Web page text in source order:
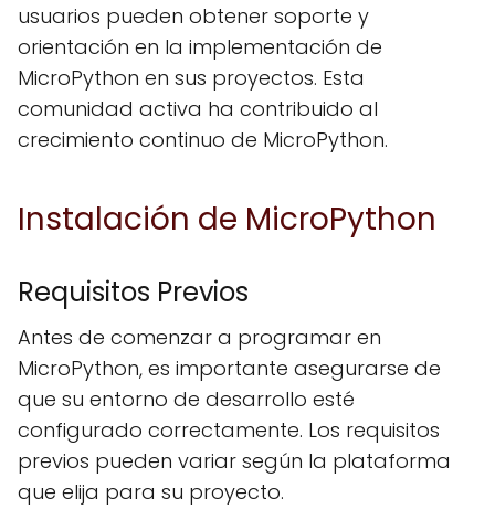
usuarios pueden obtener soporte y
orientación en la implementación de
MicroPython en sus proyectos. Esta
comunidad activa ha contribuido al
crecimiento continuo de MicroPython.
Instalación de MicroPython
Requisitos Previos
Antes de comenzar a programar en
MicroPython, es importante asegurarse de
que su entorno de desarrollo esté
configurado correctamente. Los requisitos
previos pueden variar según la plataforma
que elija para su proyecto.